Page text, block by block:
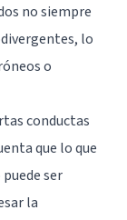
no siempre
lo
o
conductas
que lo que
ser
la